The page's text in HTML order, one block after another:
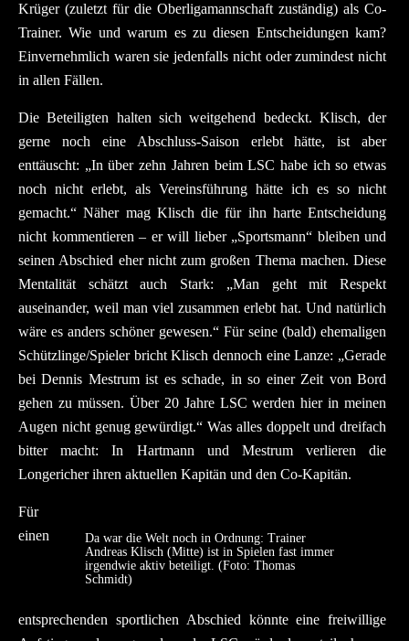
Krüger (zuletzt für die Oberligamannschaft zuständig) als Co-
Trainer. Wie und warum es zu diesen Entscheidungen kam?
Einvernehmlich waren sie jedenfalls nicht oder zumindest nicht
in allen Fällen.
Die Beteiligten halten sich weitgehend bedeckt. Klisch, der
gerne noch eine Abschluss-Saison erlebt hätte, ist aber
enttäuscht: „In über zehn Jahren beim LSC habe ich so etwas
noch nicht erlebt, als Vereinsführung hätte ich es so nicht
gemacht.“ Näher mag Klisch die für ihn harte Entscheidung
nicht kommentieren – er will lieber „Sportsmann“ bleiben und
seinen Abschied eher nicht zum großen Thema machen. Diese
Mentalität schätzt auch Stark: „Man geht mit Respekt
auseinander, weil man viel zusammen erlebt hat. Und natürlich
wäre es anders schöner gewesen.“ Für seine (bald) ehemaligen
Schützlinge/Spieler bricht Klisch dennoch eine Lanze: „Gerade
bei Dennis Mestrum ist es schade, in so einer Zeit von Bord
gehen zu müssen. Über 20 Jahre LSC werden hier in meinen
Augen nicht genug gewürdigt.“ Was alles doppelt und dreifach
bitter macht: In Hartmann und Mestrum verlieren die
Longericher ihren aktuellen Kapitän und den Co-Kapitän.
Da war die Welt noch in Ordnung: Trainer
Andreas Klisch (Mitte) ist in Spielen fast immer
irgendwie aktiv beteiligt. (Foto: Thomas
Schmidt)
Für
einen
entsprechenden sportlichen Abschied könnte eine freiwillige